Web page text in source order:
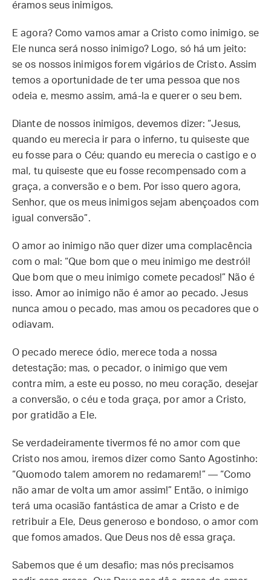
éramos seus inimigos.
E agora? Como vamos amar a Cristo como inimigo, se
Ele nunca será nosso inimigo? Logo, só há um jeito:
se os nossos inimigos forem vigários de Cristo. Assim
temos a oportunidade de ter uma pessoa que nos
odeia e, mesmo assim, amá-la e querer o seu bem.
Diante de nossos inimigos, devemos dizer: “Jesus,
quando eu merecia ir para o inferno, tu quiseste que
eu fosse para o Céu; quando eu merecia o castigo e o
mal, tu quiseste que eu fosse recompensado com a
graça, a conversão e o bem. Por isso quero agora,
Senhor, que os meus inimigos sejam abençoados com
igual conversão”.
O amor ao inimigo não quer dizer uma complacência
com o mal: “Que bom que o meu inimigo me destrói!
Que bom que o meu inimigo comete pecados!” Não é
isso. Amor ao inimigo não é amor ao pecado. Jesus
nunca amou o pecado, mas amou os pecadores que o
odiavam.
O pecado merece ódio, merece toda a nossa
detestação; mas, o pecador, o inimigo que vem
contra mim, a este eu posso, no meu coração, desejar
a conversão, o céu e toda graça, por amor a Cristo,
por gratidão a Ele.
Se verdadeiramente tivermos fé no amor com que
Cristo nos amou, iremos dizer como Santo Agostinho:
“Quomodo talem amorem no redamarem!” — “Como
não amar de volta um amor assim!” Então, o inimigo
terá uma ocasião fantástica de amar a Cristo e de
retribuir a Ele, Deus generoso e bondoso, o amor com
que fomos amados. Que Deus nos dê essa graça.
Sabemos que é um desafio; mas nós precisamos